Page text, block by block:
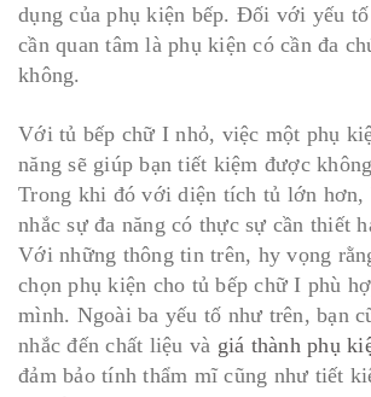
dụng của phụ kiện bếp. Đối với yếu
cần quan tâm là phụ kiện có cần đa
không.
Với tủ bếp chữ I nhỏ, việc một phụ
năng sẽ giúp bạn tiết kiệm được
Trong khi đó với diện tích tủ lớn hơn,
nhắc sự đa năng có thực sự cần thiết
Với những thông tin trên, hy vọng
chọn phụ kiện cho tủ bếp chữ I phù
mình. Ngoài ba yếu tố như trên, bạn
nhắc đến chất liệu và giá thành phụ
đảm bảo tính thẩm mĩ cũng như tiết